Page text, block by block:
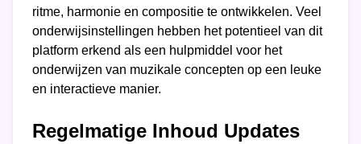
ritme, harmonie en compositie te ontwikkelen. Veel
onderwijsinstellingen hebben het potentieel van dit
platform erkend als een hulpmiddel voor het
onderwijzen van muzikale concepten op een leuke
en interactieve manier.
Regelmatige Inhoud Updates